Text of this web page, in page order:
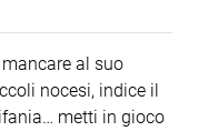
al suo
nocesi, indice il
metti in gioco